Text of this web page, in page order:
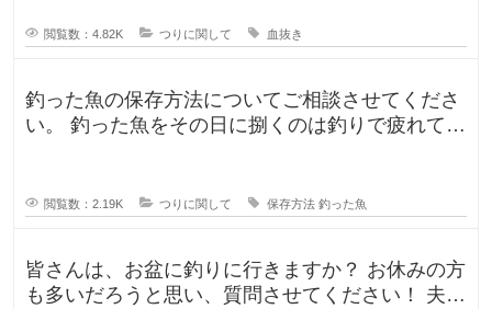
閲覧数：4.82K つりに関して 血抜き
釣った魚の保存方法についてご相談させてくださ
い。 釣った魚をその日に捌くのは釣りで疲れてい
閲覧数：2.19K つりに関して 保存方法 釣った魚
皆さんは、お盆に釣りに行きますか？ お休みの方
も多いだろうと思い、質問させてください！ 夫曰